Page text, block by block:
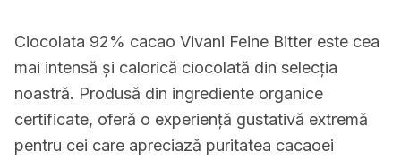
Ciocolata 92% cacao Vivani Feine Bitter este cea
mai intensă și calorică ciocolată din selecția
noastră. Produsă din ingrediente organice
certificate, oferă o experiență gustativă extremă
pentru cei care apreciază puritatea cacaoei